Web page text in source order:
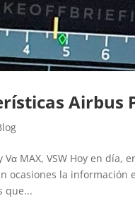
Airbus
y Vα MAX, VSW Hoy en
ocasiones la
que...